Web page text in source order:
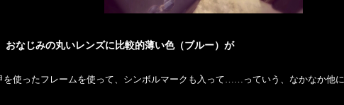
なじみの丸いレンズに比較的薄い色（ブルー）が
を使ったフレームを使って、シンボルマークも入って……っていう、なかなか他